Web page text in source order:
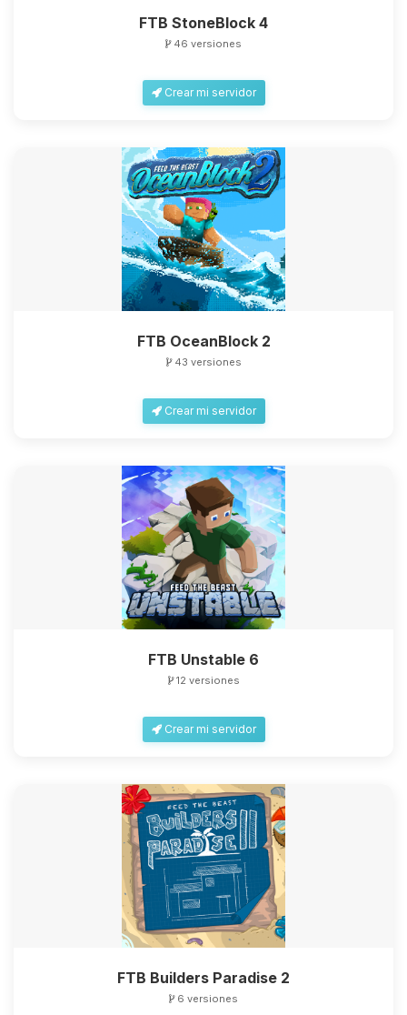
FTB StoneBlock 4
46 versiones
Crear mi servidor
FTB OceanBlock 2
43 versiones
Crear mi servidor
FTB Unstable 6
12 versiones
Crear mi servidor
FTB Builders Paradise 2
6 versiones